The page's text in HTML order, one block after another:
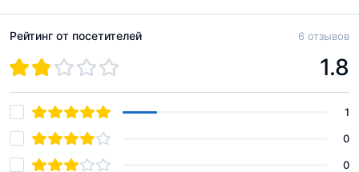
Рейтинг от посетителей 6 отзывов
1.8
1
0
0